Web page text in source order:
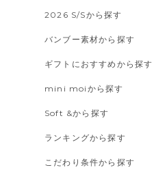
2026 S/Sから探す
バンブー素材から探す
ギフトにおすすめから探す
mini moiから探す
Soft &から探す
ランキングから探す
こだわり条件から探す